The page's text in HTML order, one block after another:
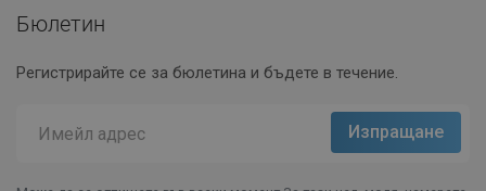
Бюлетин
Регистрирайте се за бюлетина и бъдете в течение.